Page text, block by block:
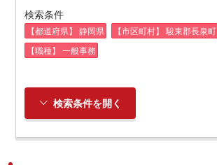
検索条件
【都道府県】 静岡県
【市区町村】 駿東郡長泉町
【職種】 一般事務
検索条件を開く